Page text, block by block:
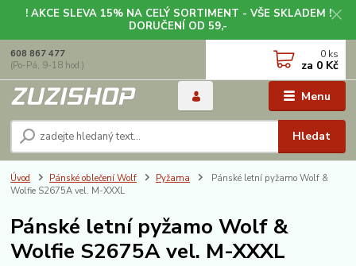
! AKCE SLEVA 15% NA CELÝ SORTIMENT - VŠE SKLADEM !
DORUČENÍ OD 59,-
Menu
Hledat
608 867 477
(Po-Pá, 9-18 hod.)
0 ks
za 0 Kč
Úvod Pánské oblečení Wolf Pyžama
Pánské letní pyžamo Wolf &
Wolfie S2675A vel. M-XXXL
Pánské letní pyžamo Wolf &
Wolfie S2675A vel. M-XXXL